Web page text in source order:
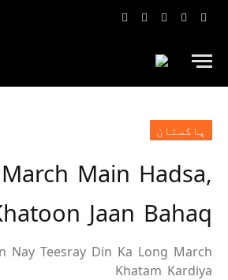
فیسٹویٹرانسٹاگرام
ٹک
یوٹیوب
پاکستان
Main Hadsa,
Jaan Bahaq
Nay Teesray Din Ka Long March
Khatam Kardiya